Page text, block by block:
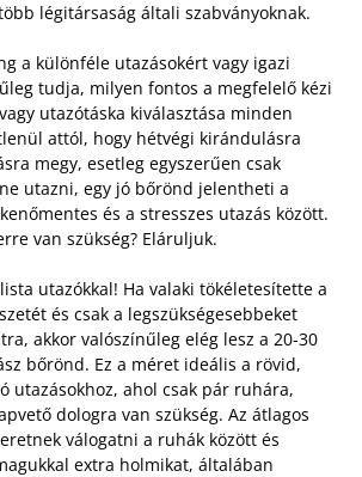
légitársaság általi szabványoknak.
a különféle utazásokért vagy igazi
tudja, milyen fontos a megfelelő kézi
utazótáska kiválasztása minden
attól, hogy hétvégi kirándulásra
megy, esetleg egyszerűen csak
utazni, egy jó bőrönd jelentheti a
és a stresszes utazás között.
van szükség? Eláruljuk.
utazókkal! Ha valaki tökéletesítette a
és csak a legszükségesebbeket
akkor valószínűleg elég lesz a 20-30
bőrönd. Ez a méret ideális a rövid,
utazásokhoz, ahol csak pár ruhára,
dologra van szükség. Az átlagos
válogatni a ruhák között és
extra holmikat, általában